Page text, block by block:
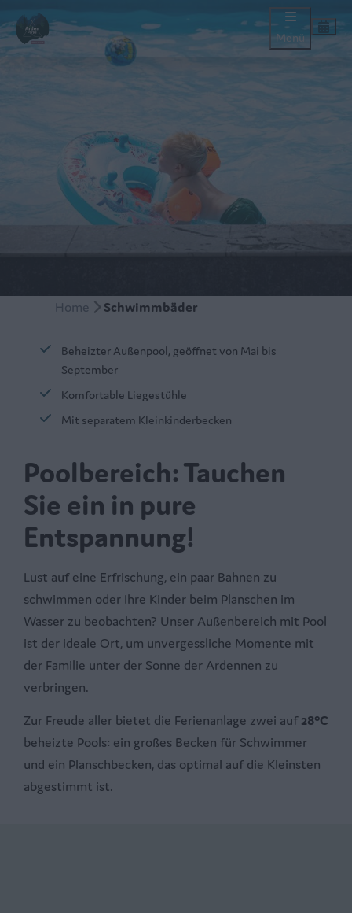
Menü
Home Schwimmbäder
Beheizter Außenpool, geöffnet von Mai bis
September
Komfortable Liegestühle
Mit separatem Kleinkinderbecken
Poolbereich: Tauchen
Sie ein in pure
Entspannung!
Lust auf eine Erfrischung, ein paar Bahnen zu
schwimmen oder Ihre Kinder beim Planschen im
Wasser zu beobachten? Unser Außenbereich mit Pool
ist der ideale Ort, um unvergessliche Momente mit
der Familie unter der Sonne der Ardennen zu
verbringen.
Zur Freude aller bietet die Ferienanlage zwei auf28°C
beheizte Pools: ein großes Becken für Schwimmer
und ein Planschbecken, das optimal auf die Kleinsten
abgestimmt ist.